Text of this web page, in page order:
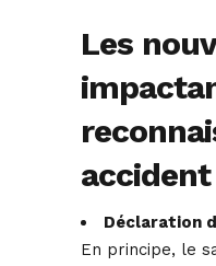
Les
Déclaration
En principe, le